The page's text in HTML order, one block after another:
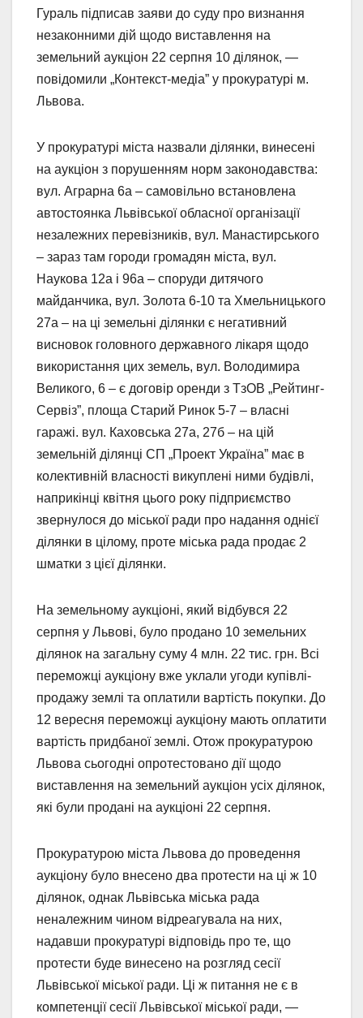
Гураль підписав заяви до суду про визнання
незаконними дій щодо виставлення на
земельний аукціон 22 серпня 10 ділянок, —
повідомили „Контекст-медіа” у прокуратурі м.
Львова.
У прокуратурі міста назвали ділянки, винесені
на аукціон з порушенням норм законодавства:
вул. Аграрна 6а – самовільно встановлена
автостоянка Львівської обласної організації
незалежних перевізників, вул. Манастирського
– зараз там городи громадян міста, вул.
Наукова 12а і 96а – споруди дитячого
майданчика, вул. Золота 6-10 та Хмельницького
27а – на ці земельні ділянки є негативний
висновок головного державного лікаря щодо
використання цих земель, вул. Володимира
Великого, 6 – є договір оренди з ТзОВ „Рейтинг-
Сервіз”, площа Старий Ринок 5-7 – власні
гаражі. вул. Каховська 27а, 27б – на цій
земельній ділянці СП „Проект Україна” має в
колективній власності викуплені ними будівлі,
наприкінці квітня цього року підприємство
звернулося до міської ради про надання однієї
ділянки в цілому, проте міська рада продає 2
шматки з цієї ділянки.
На земельному аукціоні, який відбувся 22
серпня у Львові, було продано 10 земельних
ділянок на загальну суму 4 млн. 22 тис. грн. Всі
переможці аукціону вже уклали угоди купівлі-
продажу землі та оплатили вартість покупки. До
12 вересня переможці аукціону мають оплатити
вартість придбаної землі. Отож прокуратурою
Львова сьогодні опротестовано дії щодо
виставлення на земельний аукціон усіх ділянок,
які були продані на аукціоні 22 серпня.
Прокуратурою міста Львова до проведення
аукціону було внесено два протести на ці ж 10
ділянок, однак Львівська міська рада
неналежним чином відреагувала на них,
надавши прокуратурі відповідь про те, що
протести буде винесено на розгляд сесії
Львівської міської ради. Ці ж питання не є в
компетенції сесії Львівської міської ради, —